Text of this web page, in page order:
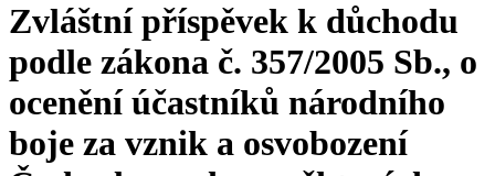
Zvláštní příspěvek k důchodu
podle zákona č. 357/2005 Sb., o
ocenění účastníků národního
boje za vznik a osvobození